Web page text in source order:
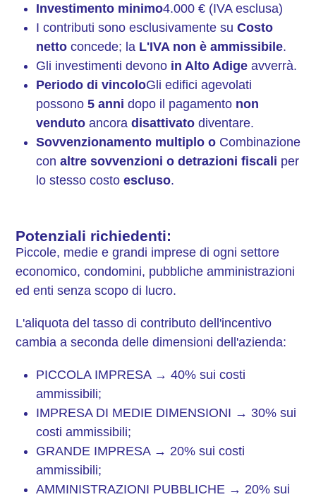
Investimento minimo4.000 € (IVA esclusa)
I contributi sono esclusivamente su Costo
nettoconcede; la L'IVA non è ammissibile.
Gli investimenti devono in Alto Adigeavverrà.
Periodo di vincoloGli edifici agevolati
possono 5 anni dopo il pagamento non
vendutoancora disattivatodiventare.
Sovvenzionamento multiplo oCombinazione
con altre sovvenzioni o detrazioni fiscali per
lo stesso costo escluso.
Potenziali richiedenti:
Piccole, medie e grandi imprese di ogni settore
economico, condomini, pubbliche amministrazioni
ed enti senza scopo di lucro.
L'aliquota del tasso di contributo dell'incentivo
cambia a seconda delle dimensioni dell'azienda:
PICCOLA IMPRESA → 40% sui costi
ammissibili;
IMPRESA DI MEDIE DIMENSIONI → 30% sui
costi ammissibili;
GRANDE IMPRESA → 20% sui costi
ammissibili;
AMMINISTRAZIONI PUBBLICHE → 20% sui